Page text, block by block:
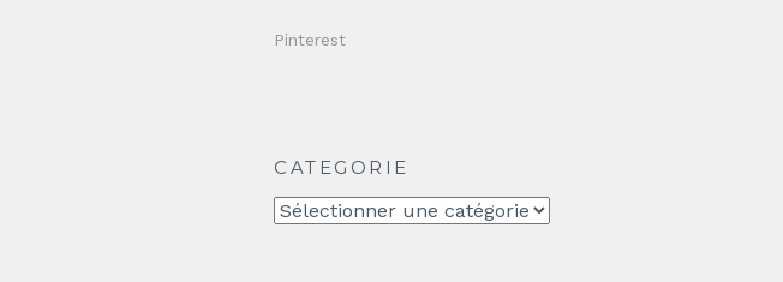
Pinterest
CATEGORIE
CATEGORIE